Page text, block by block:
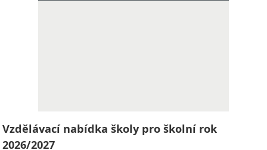
Vzdělávací nabídka školy pro školní rok
2026/2027